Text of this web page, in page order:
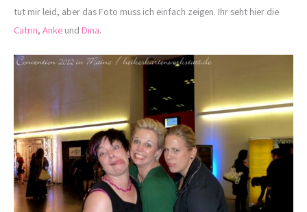
tut mir leid, aber das Foto muss ich einfach zeigen. Ihr seht hier die
Catrin, Anke und Dina.